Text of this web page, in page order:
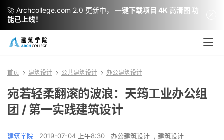
首页 建筑设计 公共建筑设计 办公建筑设计
宛若轻柔翻滚的波浪：天筠工业办公组
团 / 第一实践建筑设计
建筑学院 2019-07-04 上午8:30 办公建筑设计 , 建筑设计
🚀 Archcollege.com 2.0 更新中，
一键下载项目 4K 高清图 功
能已上线！